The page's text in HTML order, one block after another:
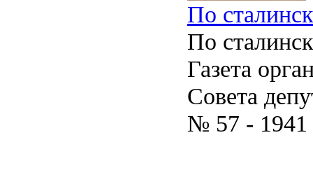
По
По
Газета
Совета
№ 57 - 1941